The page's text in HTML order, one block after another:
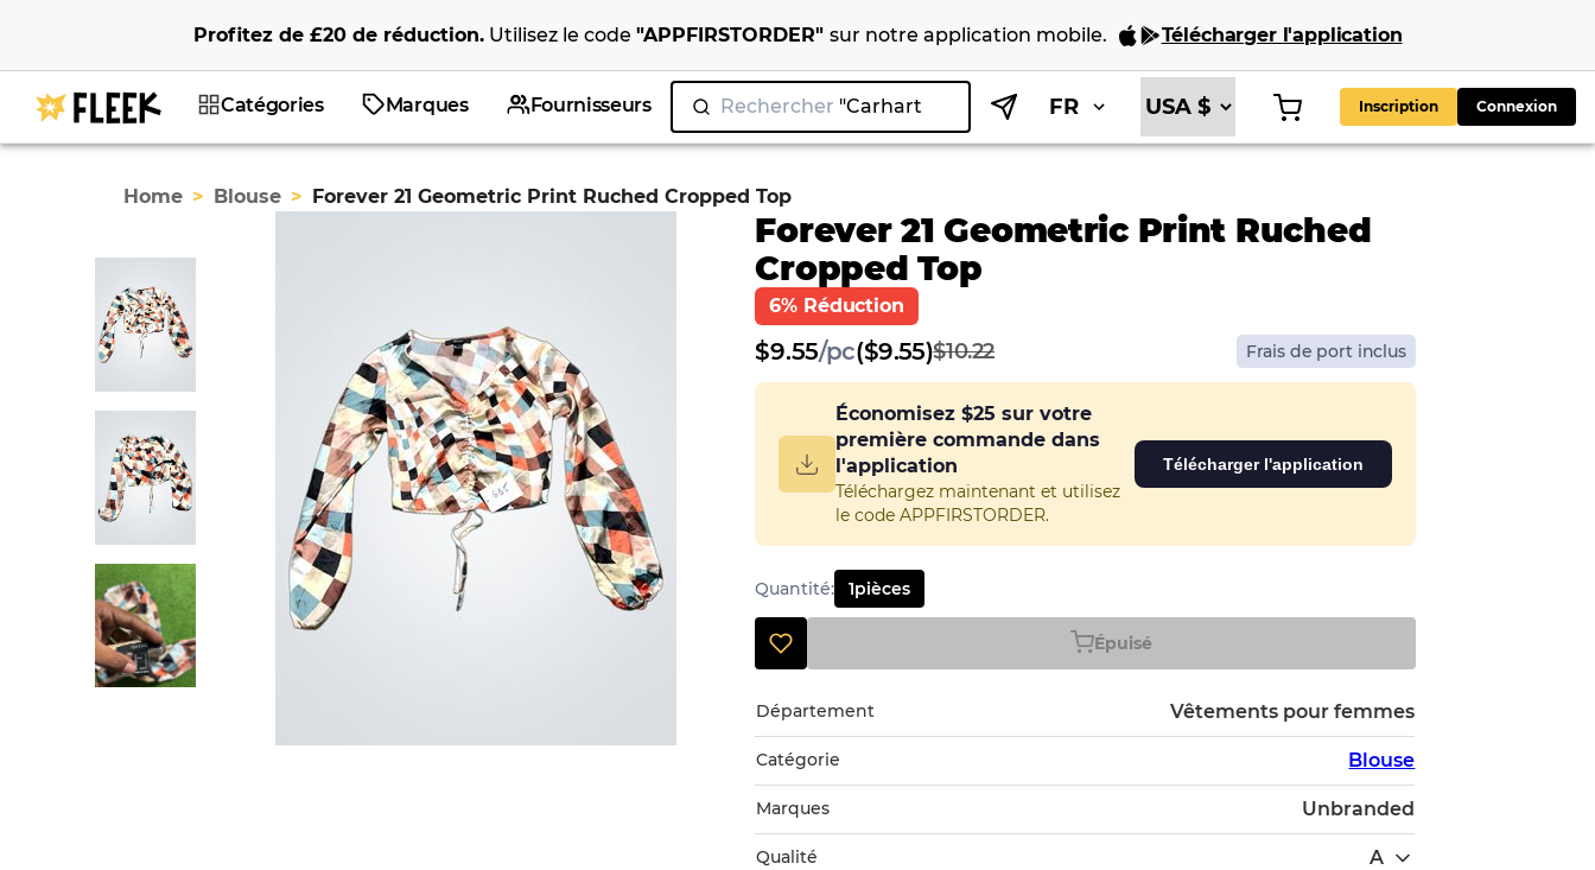
Profitez de £20de réduction. Utilisez le code "APPFIRSTORDER" sur notre application mobile. Télécharger l'application
Catégories Marques Fournisseurs Rechercher "| FR Inscription Connexion
Home > Blouse > Forever 21 Geometric Print Ruched Cropped Top
Forever 21 Geometric Print Ruched
Cropped Top
6% Réduction
$9.55/pc($9.55)$10.22 Frais de port inclus
Économisez $25 sur votre
première commande dans
l'application
Téléchargez maintenant et utilisez
le code APPFIRSTORDER.
Télécharger l'application
Quantité: 1pièces
Épuisé
Département Vêtements pour femmes
Catégorie Blouse
Marques Unbranded
Qualité A